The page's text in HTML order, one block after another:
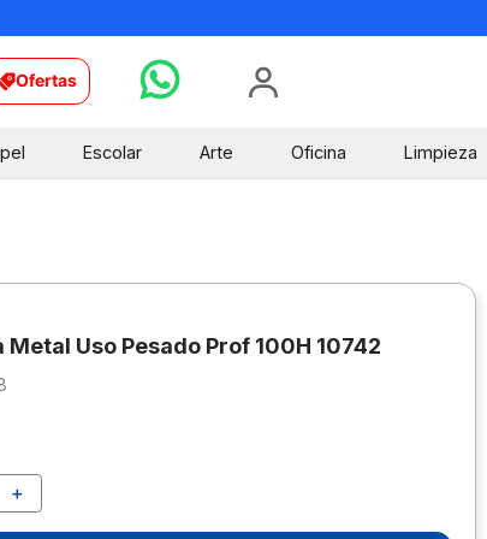
Ofertas
Escolar Arte Oficina Limpieza
Uso Pesado Prof 100H 10742
＋